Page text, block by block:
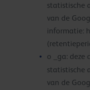
statistische
van de
informatie:
o _ga: deze
statistische
van de